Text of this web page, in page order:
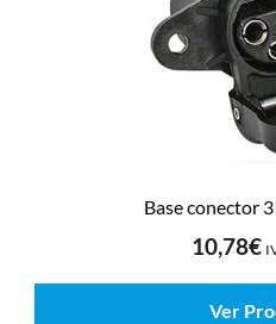
Base conector
10,78€
Ver